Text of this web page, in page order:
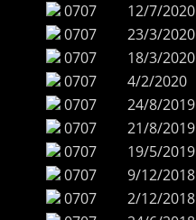
0707
12/7/2020
0707
23/3/2020
0707
18/3/2020
0707
4/2/2020
0707
24/8/2019
0707
21/8/2019
0707
19/5/2019
0707
9/12/2018
0707
2/12/2018